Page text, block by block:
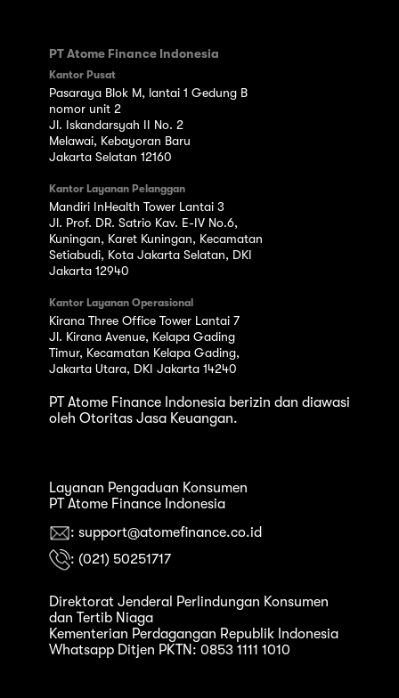
PT Atome Finance Indonesia
Kantor Pusat
Pasaraya Blok M, lantai 1 Gedung B
nomor unit 2
Jl. Iskandarsyah II No. 2
Melawai, Kebayoran Baru
Jakarta Selatan 12160
Kantor Layanan Pelanggan
Mandiri InHealth Tower Lantai 3
Jl. Prof. DR. Satrio Kav. E-IV No.6,
Kuningan, Karet Kuningan, Kecamatan
Setiabudi, Kota Jakarta Selatan, DKI
Jakarta 12940
Kantor Layanan Operasional
Kirana Three Office Tower Lantai 7
Jl. Kirana Avenue, Kelapa Gading
Timur, Kecamatan Kelapa Gading,
Jakarta Utara, DKI Jakarta 14240
PT Atome Finance Indonesia berizin dan diawasi
oleh Otoritas Jasa Keuangan.
Layanan Pengaduan Konsumen
PT Atome Finance Indonesia
: support@atomefinance.co.id
: (021) 50251717
Direktorat Jenderal Perlindungan Konsumen
dan Tertib Niaga
Kementerian Perdagangan Republik Indonesia
Whatsapp Ditjen PKTN: 0853 1111 1010